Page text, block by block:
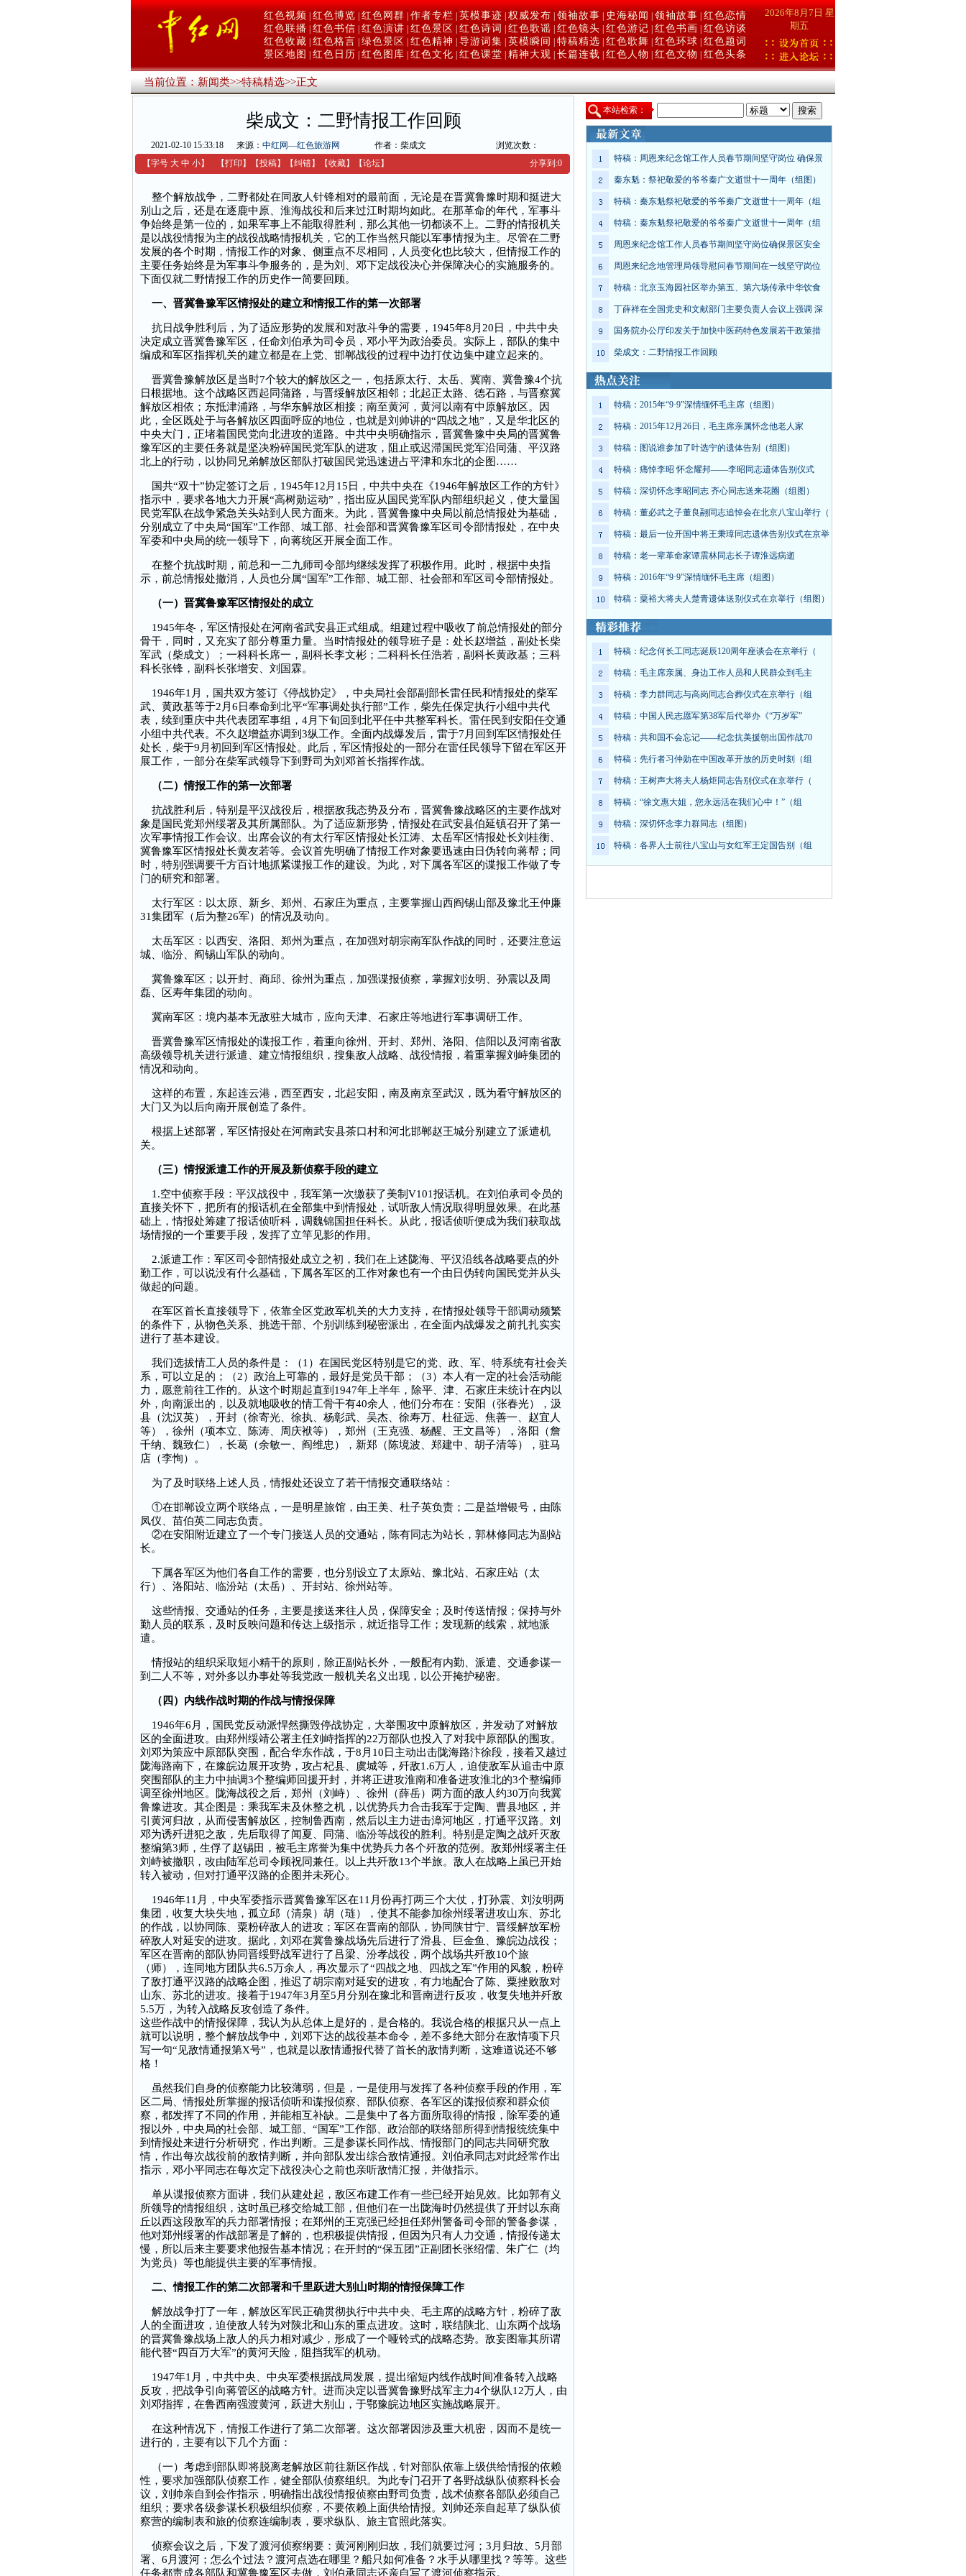
红色视频 红色博览 红色网群 作者专栏 英模事迹 权威发布 领袖故事 史海秘闻 领袖故事 红色恋情
红色联播 红色书信 红色演讲 红色景区 红色诗词 红色歌谣 红色镜头 红色游记 红色书画
红色访谈
红色收藏 红色格言 绿色景区 红色精神 导游词集 英模瞬间 特稿精选 红色歌舞 红色环球 红色题词
景区地图
红色日历 红色图库 红色文化 红色课堂 精神大观 长篇连载 红色人物 红色文物 红色头条
2026年8月7日 星
期五
当前位置：新闻类>>特稿精选>>正文
柴成文：二野情报工作回顾
2021-02-10 15:33:18 来源： 中红网—红色旅游网 作者：柴成文
浏览次数：
【字号 大 中 小】 【打印 】 【投稿】 【纠错】 【收藏】 【论坛】 分享到:0
整个解放战争，二野都处在同敌人针锋相对的最前面，无论是在晋冀鲁豫时期和挺进大
别山之后，还是在逐鹿中原、淮海战役和后来过江时期均如此。在那革命的年代，军事斗
争始终是第一位的，如果军事上不能取得胜利，那么其他一切都谈不上。二野的情报机关
是以战役情报为主的战役战略情报机关，它的工作当然只能以军事情报为主。尽管在二野
发展的各个时期，情报工作的对象、侧重点不尽相同，人员变化也比较大，但情报工作的
主要任务始终是为军事斗争服务的，是为刘、邓下定战役决心并保障决心的实施服务的。
下面仅就二野情报工作的历史作一简要回顾。
一、晋冀鲁豫军区情报处的建立和情报工作的第一次部署
抗日战争胜利后，为了适应形势的发展和对敌斗争的需要，1945年8月20日，中共中央
决定成立晋冀鲁豫军区，任命刘伯承为司令员，邓小平为政治委员。实际上，部队的集中
编成和军区指挥机关的建立都是在上党、邯郸战役的过程中边打仗边集中建立起来的。
晋冀鲁豫解放区是当时7个较大的解放区之一，包括原太行、太岳、冀南、冀鲁豫4个抗
日根据地。这个战略区西起同蒲路，与晋绥解放区相邻；北起正太路、德石路，与晋察冀
解放区相依；东抵津浦路，与华东解放区相接；南至黄河，黄河以南有中原解放区。因
此，全区既处于与各解放区四面呼应的地位，也就是刘帅讲的“四战之地”，又是华北区的
中央大门，正堵着国民党向北进攻的道路。中共中央明确指示，晋冀鲁豫中央局的晋冀鲁
豫军区的主要任务就是坚决粉碎国民党军队的进攻，阻止或迟滞国民党军沿同蒲、平汉路
北上的行动，以协同兄弟解放区部队打破国民党迅速进占平津和东北的企图……
国共“双十”协定签订之后，1945年12月15日，中共中央在《1946年解放区工作的方针》
指示中，要求各地大力开展“高树勋运动”，指出应从国民党军队内部组织起义，使大量国
民党军队在战争紧急关头站到人民方面来。为此，晋冀鲁豫中央局以前总情报处为基础，
分别成立了中央局“国军”工作部、城工部、社会部和晋冀鲁豫军区司令部情报处，在中央
军委和中央局的统一领导下，向蒋统区开展全面工作。
在整个抗战时期，前总和一二九师司令部均继续发挥了积极作用。此时，根据中央指
示，前总情报处撤消，人员也分属“国军”工作部、城工部、社会部和军区司令部情报处。
（一）晋冀鲁豫军区情报处的成立
1945年冬，军区情报处在河南省武安县正式组成。组建过程中吸收了前总情报处的部分
骨干，同时，又充实了部分尊重力量。当时情报处的领导班子是：处长赵增益，副处长柴
军武（柴成文）；一科科长席一，副科长李文彬；二科科长任浩若，副科长黄政基；三科
科长张锋，副科长张增安、刘国霖。
1946年1月，国共双方签订《停战协定》，中央局社会部副部长雷任民和情报处的柴军
武、黄政基等于2月6日奉命到北平“军事调处执行部”工作，柴先任保定执行小组中共代
表，续到重庆中共代表团军事组，4月下旬回到北平任中共整军科长。雷任民到安阳任交通
小组中共代表。不久赵增益亦调到3纵工作。全面内战爆发后，雷于7月回到军区情报处任
处长，柴于9月初回到军区情报处。此后，军区情报处的一部分在雷任民领导下留在军区开
展工作，一部分在柴军武领导下到野司为刘邓首长指挥作战。
（二）情报工作的第一次部署
抗战胜利后，特别是平汉战役后，根据敌我态势及分布，晋冀鲁豫战略区的主要作战对
象是国民党郑州绥署及其所属部队。为了适应新形势，情报处在武安县伯延镇召开了第一
次军事情报工作会议。出席会议的有太行军区情报处长江涛、太岳军区情报处长刘桂衡、
冀鲁豫军区情报处长黄友若等。会议首先明确了情报工作对象要迅速由日伪转向蒋帮；同
时，特别强调要千方百计地抓紧谍报工作的建设。为此，对下属各军区的谍报工作做了专
门的研究和部署。
太行军区：以太原、新乡、郑州、石家庄为重点，主要掌握山西阎锡山部及豫北王仲廉
31集团军（后为整26军）的情况及动向。
太岳军区：以西安、洛阳、郑州为重点，在加强对胡宗南军队作战的同时，还要注意运
城、临汾、阎锡山军队的动向。
冀鲁豫军区；以开封、商邱、徐州为重点，加强谍报侦察，掌握刘汝明、孙震以及周
磊、区寿年集团的动向。
冀南军区：境内基本无敌驻大城市，应向天津、石家庄等地进行军事调研工作。
晋冀鲁豫军区情报处的谍报工作，着重向徐州、开封、郑州、洛阳、信阳以及河南省敌
高级领导机关进行派遣、建立情报组织，搜集敌人战略、战役情报，着重掌握刘峙集团的
情况和动向。
这样的布置，东起连云港，西至西安，北起安阳，南及南京至武汉，既为看守解放区的
大门又为以后向南开展创造了条件。
根据上述部署，军区情报处在河南武安县茶口村和河北邯郸赵王城分别建立了派遣机
关。
（三）情报派遣工作的开展及新侦察手段的建立
1.空中侦察手段：平汉战役中，我军第一次缴获了美制V101报话机。在刘伯承司令员的
直接关怀下，把所有的报话机在全部集中到情报处，试听敌人情况取得明显效果。在此基
础上，情报处筹建了报话侦听科，调魏锦国担任科长。从此，报话侦听便成为我们获取战
场情报的一个重要手段，发挥了立竿见影的作用。
2.派遣工作：军区司令部情报处成立之初，我们在上述陇海、平汉沿线各战略要点的外
勤工作，可以说没有什么基础，下属各军区的工作对象也有一个由日伪转向国民党并从头
做起的问题。
在军区首长直接领导下，依靠全区党政军机关的大力支持，在情报处领导干部调动频繁
的条件下，从物色关系、挑选干部、个别训练到秘密派出，在全面内战爆发之前扎扎实实
进行了基本建设。
我们选拔情工人员的条件是：（1）在国民党区特别是它的党、政、军、特系统有社会关
系，可以立足的；（2）政治上可靠的，最好是党员干部；（3）本人有一定的社会活动能
力，愿意前往工作的。从这个时期起直到1947年上半年，除平、津、石家庄未统计在内以
外，向南派出的，以及就地吸收的情工骨干有40余人，他们分布在：安阳（张春光），汲
县（沈汉英），开封（徐寄光、徐执、杨彰武、吴杰、徐寿万、杜征远、焦善一、赵宜人
等），徐州（项本立、陈涛、周庆袱等），郑州（王克强、杨醒、王文昌等），洛阳（詹
千纳、魏致仁），长葛（余敏一、阎维忠），新郑（陈境波、郑建中、胡子清等），驻马
店（李恂）。
为了及时联络上述人员，情报处还设立了若干情报交通联络站：
①在邯郸设立两个联络点，一是明星旅馆，由王美、杜子英负责；二是益增银号，由陈
凤仪、苗伯英二同志负责。
②在安阳附近建立了一个专门接送人员的交通站，陈有同志为站长，郭林修同志为副站
长。
下属各军区为他们各自工作的需要，也分别设立了太原站、豫北站、石家庄站（太
行）、洛阳站、临汾站（太岳）、开封站、徐州站等。
这些情报、交通站的任务，主要是接送来往人员，保障安全；及时传送情报；保持与外
勤人员的联系，及时反映问题和传达上级指示，就近指导工作；发现新的线索，就地派
遣。
情报站的组织采取短小精干的原则，除正副站长外，一般配有内勤、派遣、交通参谋一
到二人不等，对外多以办事处等我党政一般机关名义出现，以公开掩护秘密。
（四）内线作战时期的作战与情报保障
1946年6月，国民党反动派悍然撕毁停战协定，大举围攻中原解放区，并发动了对解放
区的全面进攻。由郑州绥靖公署主任刘峙指挥的22万部队也投入了对我中原部队的围攻。
刘邓为策应中原部队突围，配合华东作战，于8月10日主动出击陇海路汴徐段，接着又越过
陇海路南下，在豫皖边展开攻势，攻占杞县、虞城等，歼敌1.6万人，迫使敌军从追击中原
突围部队的主力中抽调3个整编师回援开封，并将正进攻淮南和准备进攻淮北的3个整编师
调至徐州地区。陇海战役之后，郑州（刘峙）、徐州（薛岳）两方面的敌人约30万向我冀
鲁豫进攻。其企图是：乘我军未及休整之机，以优势兵力合击我军于定陶、曹县地区，并
引黄河归故，从而侵害解放区，控制鲁西南，然后以主力进击漳河地区，打通平汉路。刘
邓为诱歼进犯之敌，先后取得了闻夏、同蒲、临汾等战役的胜利。特别是定陶之战歼灭敌
整编第3师，生俘了赵锡田，被毛主席誉为集中优势兵力各个歼敌的范例。敌郑州绥署主任
刘峙被撤职，改由陆军总司令顾祝同兼任。以上共歼敌13个半旅。敌人在战略上虽已开始
转入被动，但对打通平汉路的企图并未死心。
1946年11月，中央军委指示晋冀鲁豫军区在11月份再打两三个大仗，打孙震、刘汝明两
集团，收复大块失地，孤立邱（清泉）胡（琏），使其不能参加徐州绥署进攻山东、苏北
的作战，以协同陈、粟粉碎敌人的进攻；军区在晋南的部队，协同陕甘宁、晋绥解放军粉
碎敌人对延安的进攻。据此，刘邓在冀鲁豫战场先后进行了滑县、巨金鱼、豫皖边战役；
军区在晋南的部队协同晋绥野战军进行了吕梁、汾孝战役，两个战场共歼敌10个旅
（师），连同地方团队共6.5万余人，再次显示了“四战之地、四战之军”作用的风貌，粉碎
了敌打通平汉路的战略企图，推迟了胡宗南对延安的进攻，有力地配合了陈、粟挫败敌对
山东、苏北的进攻。接着于1947年3月至5月分别在豫北和晋南进行反攻，收复失地并歼敌
5.5万，为转入战略反攻创造了条件。
这些作战中的情报保障，我认为从总体上是好的，是合格的。我说合格的根据只从一点上
就可以说明，整个解放战争中，刘邓下达的战役基本命令，差不多绝大部分在敌情项下只
写一句“见敌情通报第X号”，也就是以敌情通报代替了首长的敌情判断，这难道说还不够
格！
虽然我们自身的侦察能力比较薄弱，但是，一是使用与发挥了各种侦察手段的作用，军
区二局、情报处所掌握的报话侦听和谍报侦察、部队侦察、各军区的谍报侦察和群众侦
察，都发挥了不同的作用，并能相互补缺。二是集中了各方面所取得的情报，除军委的通
报以外，中央局的社会部、城工部、“国军”工作部、政治部的联络部所得到情报统统集中
到情报处来进行分析研究，作出判断。三是参谋长同作战、情报部门的同志共同研究敌
情，作出每次战役前的敌情判断，并向部队发出综合敌情通报。刘伯承同志对此经常作出
指示，邓小平同志在每次定下战役决心之前也亲听敌情汇报，并做指示。
单从谍报侦察方面讲，我们从建处起，敌区布建工作有一些已经开始见效。比如郭有义
所领导的情报组织，这时虽已移交给城工部，但他们在一出陇海时仍然提供了开封以东商
丘以西这段敌军的兵力部署情报；在郑州的王克强已经担任郑州警备司令部的警备参谋，
他对郑州绥署的作战部署是了解的，也积极提供情报，但因为只有人力交通，情报传递太
慢，所以后来主要要求他报告基本情况；在开封的“保五团”正副团长张绍儒、朱广仁（均
为党员）等也能提供主要的军事情报。
二、情报工作的第二次部署和千里跃进大别山时期的情报保障工作
解放战争打了一年，解放区军民正确贯彻执行中共中央、毛主席的战略方针，粉碎了敌
人的全面进攻，迫使敌人转为对陕北和山东的重点进攻。这时，联结陕北、山东两个战场
的晋冀鲁豫战场上敌人的兵力相对减少，形成了一个哑铃式的战略态势。敌妄图靠其所谓
能代替“四百万大军”的黄河天险，阻挡我军的机动。
1947年1月，中共中央、中央军委根据战局发展，提出缩短内线作战时间准备转入战略
反攻，把战争引向蒋管区的战略方针。进而决定以晋冀鲁豫野战军主力4个纵队12万人，由
刘邓指挥，在鲁西南强渡黄河，跃进大别山，于鄂豫皖边地区实施战略展开。
在这种情况下，情报工作进行了第二次部署。这次部署因涉及重大机密，因而不是统一
进行的，主要有以下几个方面：
（一）考虑到部队即将脱离老解放区前往新区作战，针对部队依靠上级供给情报的依赖
性，要求加强部队侦察工作，健全部队侦察组织。为此专门召开了各野战纵队侦察科长会
议，刘帅亲自到会作指示，明确指出战役情报侦察由野司负责，战术侦察各部队必须自己
组织；要求各级参谋长积极组织侦察，不要依赖上面供给情报。刘帅还亲自起草了纵队侦
察营的编制表和旅的侦察连编制表，要求纵队、旅主官照此落实。
侦察会议之后，下发了渡河侦察纲要：黄河刚刚归故，我们就要过河；3月归故、5月部
署、6月渡河；怎么个过法？渡河点选在哪里？船只如何准备？水手从哪里找？等等。这些
任务都责成各部队和冀鲁豫军区去做，刘伯承同志还亲自写了渡河侦察指示。
本站检索：
特稿：周恩来纪念馆工作人员春节期间坚守岗位 确保景
秦东魁：祭祀敬爱的爷爷秦广文逝世十一周年（组图）
特稿：秦东魁祭祀敬爱的爷爷秦广文逝世十一周年（组
特稿：秦东魁祭祀敬爱的爷爷秦广文逝世十一周年（组
周恩来纪念馆工作人员春节期间坚守岗位确保景区安全
周恩来纪念地管理局领导慰问春节期间在一线坚守岗位
特稿：北京玉海园社区举办第五、第六场传承中华饮食
丁薛祥在全国党史和文献部门主要负责人会议上强调 深
国务院办公厅印发关于加快中医药特色发展若干政策措
柴成文：二野情报工作回顾
特稿：2015年“9·9”深情缅怀毛主席（组图）
特稿：2015年12月26日，毛主席亲属怀念他老人家
特稿：图说谁参加了叶选宁的遗体告别（组图）
特稿：痛悼李昭 怀念耀邦——李昭同志遗体告别仪式
特稿：深切怀念李昭同志 齐心同志送来花圈（组图）
特稿：董必武之子董良翮同志追悼会在北京八宝山举行（
特稿：最后一位开国中将王秉璋同志遗体告别仪式在京举
特稿：老一辈革命家谭震林同志长子谭淮远病逝
特稿：2016年“9·9”深情缅怀毛主席（组图）
特稿：粟裕大将夫人楚青遗体送别仪式在京举行（组图）
特稿：纪念何长工同志诞辰120周年座谈会在京举行（
特稿：毛主席亲属、身边工作人员和人民群众到毛主
特稿：李力群同志与高岗同志合葬仪式在京举行（组
特稿：中国人民志愿军第38军后代举办《“万岁军”
特稿：共和国不会忘记——纪念抗美援朝出国作战70
特稿：先行者习仲勋在中国改革开放的历史时刻（组
特稿：王树声大将夫人杨炬同志告别仪式在京举行（
特稿：“徐文惠大姐，您永远活在我们心中！”（组
特稿：深切怀念李力群同志（组图）
特稿：各界人士前往八宝山与女红军王定国告别（组